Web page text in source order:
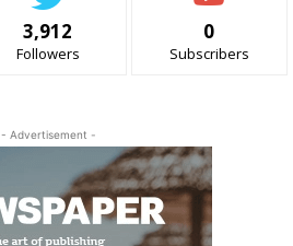
3,912
Followers
0
Subscribers
- Advertisement -